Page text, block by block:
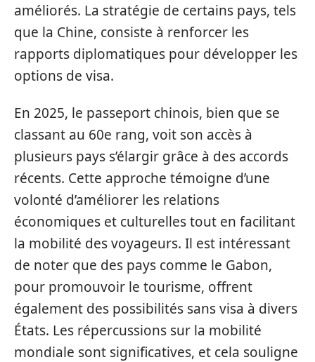
améliorés. La stratégie de certains pays, tels
que la Chine, consiste à renforcer les
rapports diplomatiques pour développer les
options de visa.
En 2025, le passeport chinois, bien que se
classant au 60e rang, voit son accès à
plusieurs pays s’élargir grâce à des accords
récents. Cette approche témoigne d’une
volonté d’améliorer les relations
économiques et culturelles tout en facilitant
la mobilité des voyageurs. Il est intéressant
de noter que des pays comme le Gabon,
pour promouvoir le tourisme, offrent
également des possibilités sans visa à divers
États. Les répercussions sur la mobilité
mondiale sont significatives, et cela souligne